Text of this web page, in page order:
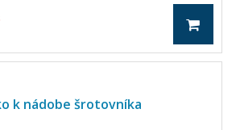
k nádobe šrotovníka